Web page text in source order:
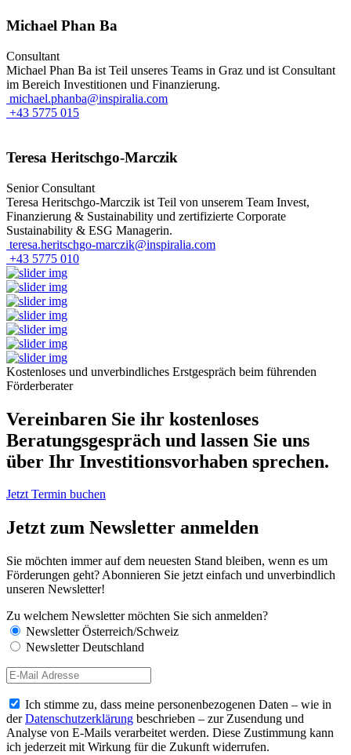
Michael Phan Ba
Consultant
Michael Phan Ba ist Teil unseres Teams in Graz und ist Consultant
im Bereich Investitionen und Finanzierung.
michael.phanba@inspiralia.com
+43 5775 015
Teresa Heritschgo-Marczik
Senior Consultant
Teresa Heritschgo-Marczik ist Teil von unserem Team Invest,
Finanzierung & Sustainability und zertifizierte Corporate
Sustainability & ESG Managerin.
teresa.heritschgo-marczik@inspiralia.com
+43 5775 010
Kostenloses und unverbindliches Erstgespräch beim führenden
Förderberater
Vereinbaren Sie ihr kostenloses
Beratungsgespräch und lassen Sie uns
über Ihr Investitionsvorhaben sprechen.
Jetzt Termin buchen
Jetzt zum Newsletter anmelden
Sie möchten immer auf dem neuesten Stand bleiben, wenn es um
Förderungen geht? Abonnieren Sie jetzt einfach und unverbindlich
unseren Newsletter!
Zu welchem Newsletter möchten Sie sich anmelden?
Newsletter Österreich/Schweiz
Newsletter Deutschland
Ich stimme zu, dass meine personenbezogenen Daten – wie in
derDatenschutzerklärung beschrieben – zur Zusendung und
Analyse von E-Mails verarbeitet werden. Diese Zustimmung kann
ich jederzeit mit Wirkung für die Zukunft widerrufen.